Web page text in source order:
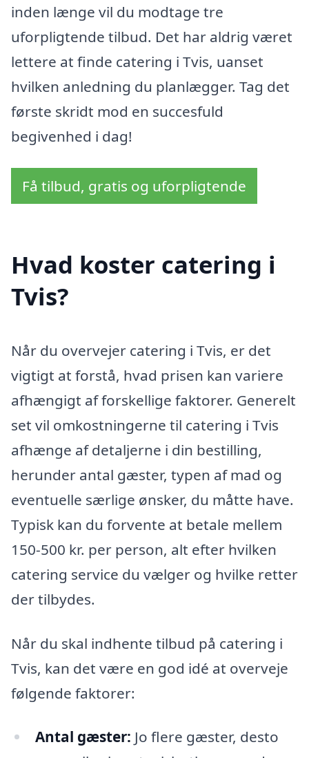
inden længe vil du modtage tre
uforpligtende tilbud. Det har aldrig været
lettere at finde catering i Tvis, uanset
hvilken anledning du planlægger. Tag det
første skridt mod en succesfuld
begivenhed i dag!
Få tilbud, gratis og uforpligtende
Hvad koster catering i
Tvis?
Når du overvejer catering i Tvis, er det
vigtigt at forstå, hvad prisen kan variere
afhængigt af forskellige faktorer. Generelt
set vil omkostningerne til catering i Tvis
afhænge af detaljerne i din bestilling,
herunder antal gæster, typen af mad og
eventuelle særlige ønsker, du måtte have.
Typisk kan du forvente at betale mellem
150-500 kr. per person, alt efter hvilken
catering service du vælger og hvilke retter
der tilbydes.
Når du skal indhente tilbud på catering i
Tvis, kan det være en god idé at overveje
følgende faktorer:
Antal gæster: Jo flere gæster, desto